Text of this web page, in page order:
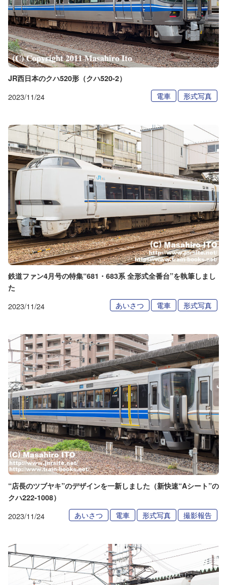
JR西日本のクハ520形（クハ520-2）
2023/11/24 電車 形式写真
鉄道ファン4月号の特集“681・683系 全形式全番台”を執筆しまし
た
2023/11/24 あいさつ 電車 形式写真
“店長のツブヤキ”のデザインを一新しました（新快速“Aシート”の
クハ222-1008）
2023/11/24 あいさつ 電車 形式写真 撮影報告